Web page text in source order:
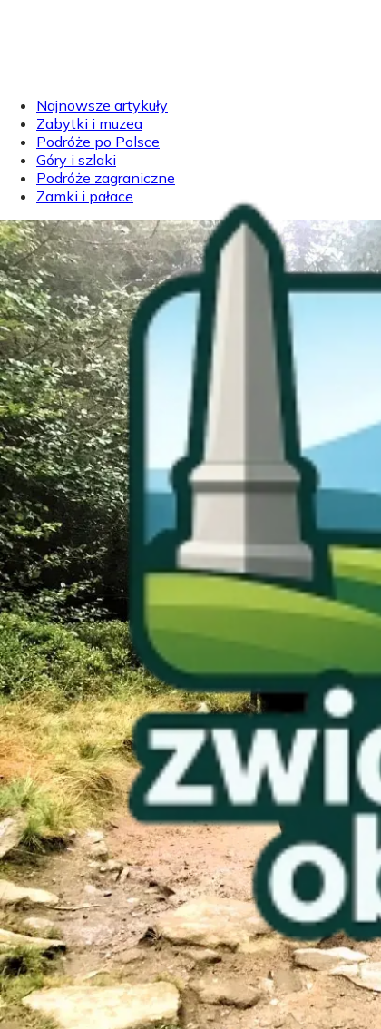
Najnowsze artykuły
Zabytki i muzea
Podróże po Polsce
Góry i szlaki
Podróże zagraniczne
Zamki i pałace